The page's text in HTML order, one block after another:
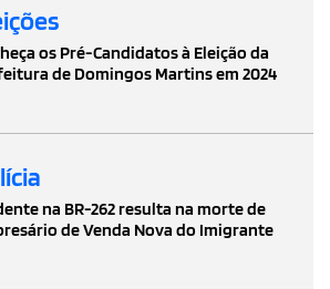
os Pré-Candidatos à Eleição da
de Domingos Martins em 2024
na BR-262 resulta na morte de
de Venda Nova do Imigrante